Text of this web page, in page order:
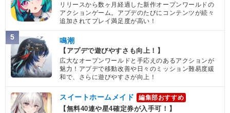
リリースから数ヶ月経過した新作オープンワールドの
アクションゲーム。アプデのたびにコンテンツが続々
追加されてプレイ満足度が高い！
5 鳴潮
【アプデで遊びやすさも向上！】
広大なオープンワールドと手応えのあるアクションが
魅力！アプデで移動改善や日々のミッション難易度緩
和で、さらに遊びやすさが向上！
スイートホームメイド 編集部おすすめ
【無料40連や星4確定券が入手可！】